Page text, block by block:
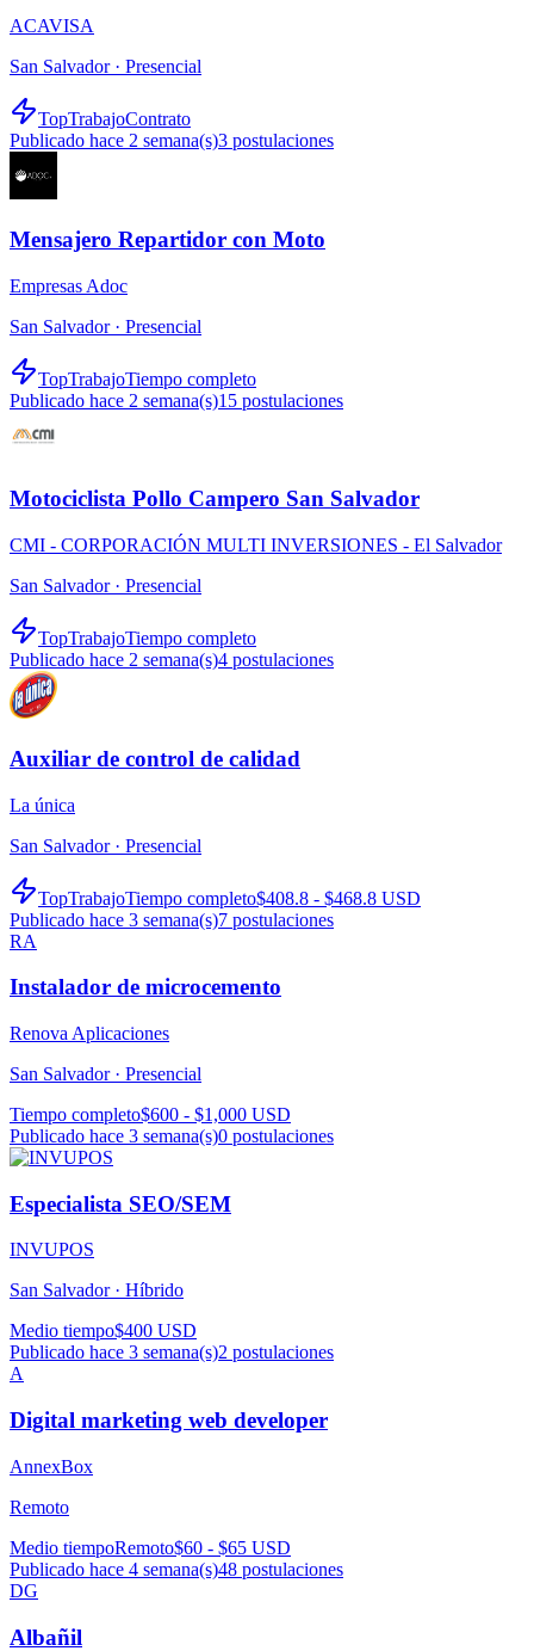
ACAVISA
San Salvador · Presencial
TopTrabajoContrato
Publicado hace 2 semana(s)3 postulaciones
Mensajero Repartidor con Moto
Empresas Adoc
San Salvador · Presencial
TopTrabajoTiempo completo
Publicado hace 2 semana(s)15 postulaciones
Motociclista Pollo Campero San Salvador
CMI - CORPORACIÓN MULTI INVERSIONES - El Salvador
San Salvador · Presencial
TopTrabajoTiempo completo
Publicado hace 2 semana(s)4 postulaciones
Auxiliar de control de calidad
La única
San Salvador · Presencial
TopTrabajoTiempo completo$408.8 - $468.8 USD
Publicado hace 3 semana(s)7 postulaciones
RA
Instalador de microcemento
Renova Aplicaciones
San Salvador · Presencial
Tiempo completo$600 - $1,000 USD
Publicado hace 3 semana(s)0 postulaciones
Especialista SEO/SEM
INVUPOS
San Salvador · Híbrido
Medio tiempo$400 USD
Publicado hace 3 semana(s)2 postulaciones
A
Digital marketing web developer
AnnexBox
Remoto
Medio tiempoRemoto$60 - $65 USD
Publicado hace 4 semana(s)48 postulaciones
DG
Albañil